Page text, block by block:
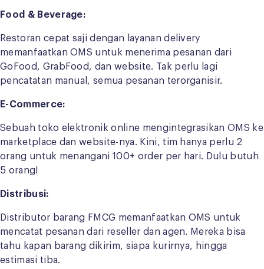
Food & Beverage:
Restoran cepat saji dengan layanan delivery
memanfaatkan OMS untuk menerima pesanan dari
GoFood, GrabFood, dan website. Tak perlu lagi
pencatatan manual, semua pesanan terorganisir.
E-Commerce:
Sebuah toko elektronik online mengintegrasikan OMS ke
marketplace dan website-nya. Kini, tim hanya perlu 2
orang untuk menangani 100+ order per hari. Dulu butuh
5 orang!
Distribusi:
Distributor barang FMCG memanfaatkan OMS untuk
mencatat pesanan dari reseller dan agen. Mereka bisa
tahu kapan barang dikirim, siapa kurirnya, hingga
estimasi tiba.